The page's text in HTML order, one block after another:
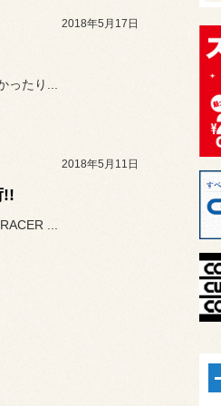
2018年5月17日
たり...
2018年5月11日
!!
...